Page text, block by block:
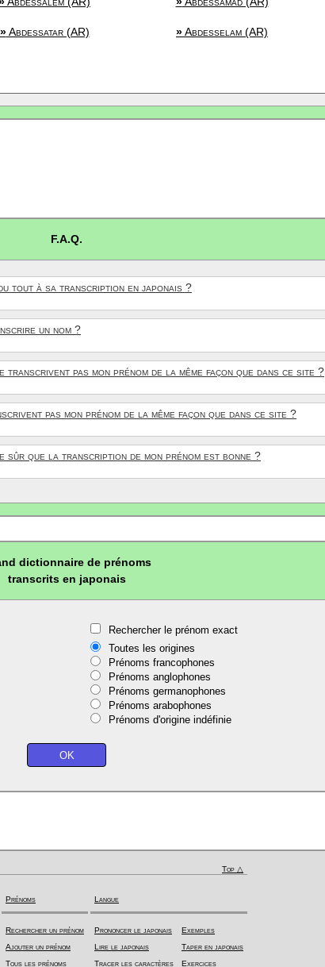
»Abdessatar (AR) »Abdesselam (AR)
F.A.Q.
tout à sa transcription en japonais ?
un nom ?
transcrivent pas mon prénom de la même façon que dans ce site ?
pas mon prénom de la même façon que dans ce site ?
sûr que la transcription de mon prénom est bonne ?
dictionnaire de prénoms
transcrits en japonais
Rechercher le prénom exact
Toutes les origines
Prénoms francophones
Prénoms anglophones
Prénoms germanophones
Prénoms arabophones
Prénoms d'origine indéfinie
Top △
Prénoms
Rechercher un prénom
Ajouter un prénom
Tous les prénoms
Langue
Prononcer le japonais
Lire le japonais
Tracer les caractères
Exemples
Taper en japonais
Exercices